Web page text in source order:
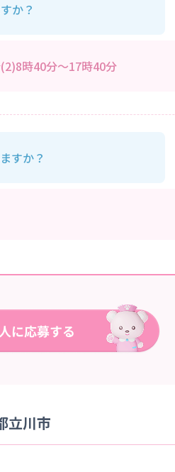
か？
時40分～17時40分
すか？
立川市